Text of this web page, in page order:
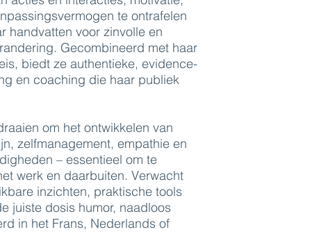
te ontrafelen
handvatten voor zinvolle en
Gecombineerd met haar
biedt ze authentieke, evidence-
en coaching die haar publiek
om het ontwikkelen van
zelfmanagement, empathie en
– essentieel om te
werk en daarbuiten. Verwacht
inzichten, praktische tools
juiste dosis humor, naadloos
in het Frans, Nederlands of